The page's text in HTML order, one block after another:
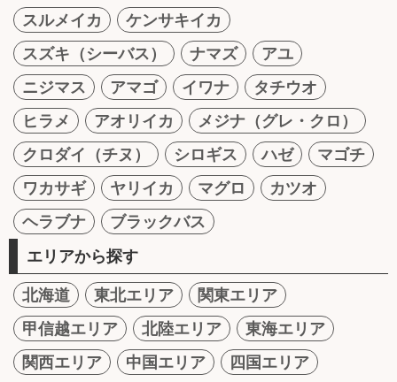
スルメイカ
ケンサキイカ
スズキ（シーバス）
ナマズ
アユ
ニジマス
アマゴ イワナ
タチウオ
ヒラメ
アオリイカ
メジナ（グレ・クロ）
クロダイ（チヌ）
シロギス ハゼ
マゴチ
ワカサギ
ヤリイカ マグロ
カツオ
ヘラブナ
ブラックバス
エリアから探す
北海道 東北エリア
関東エリア
甲信越エリア
北陸エリア
東海エリア
関西エリア
中国エリア
四国エリア